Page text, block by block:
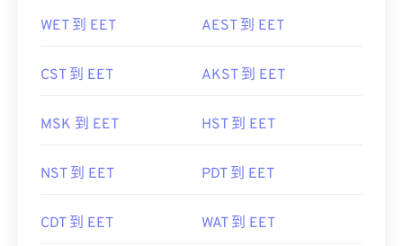
WET 到 EET AEST 到 EET
CST 到 EET AKST 到 EET
MSK 到 EET HST 到 EET
NST 到 EET PDT 到 EET
CDT 到 EET WAT 到 EET